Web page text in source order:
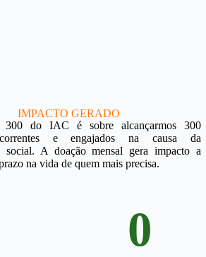
IMPACTO GERADO
300 do IAC é sobre alcançarmos 300
e engajados na causa da
social. A doação mensal gera impacto a
na vida de quem mais precisa.
0